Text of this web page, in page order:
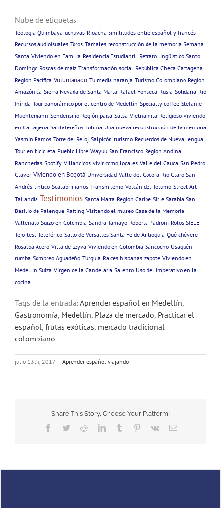
Nube de etiquetas
Teologia Quimbaya uchuvas Rioacha similitudes entre español y francés
Recursos audioisuales Toros Tamales reconstrucción de la memoria Semana
Santa Viviendo en Familia Residencia Estudiantil Retrato lingüístico Santo
Domingo Roscas de maíz Transformación social República Checa Cartagena
Región Pacífica Voluntariado Tu media naranja Turismo Colombiano Región
Amazónica Sierra Nevada de Santa Marta Rafael Fonseca Rusia Solidaria Rio
Inírida Tour panorámico por el centro de Medellín Specialty coffee Stefanie
Muehlemann Senderismo Región paisa Salsa Vietnamita Religioso Viviendo
en Cartagena Santafereños Tolima Una nueva reconstrucción de la memoria
Yasmin Ramos Torre del Reloj Salpicón turismo Recuerdos de Nueva Lengua
Tour en bicicleta Pueblo Libre Wayuu San Francisco Región Andina
Rancherias Spotify Villancicos vivir como locales Valle del Cauca San Pedro
Claver Viviendo en Bogotá Universidad Valle del Cocora Rio Claro San
Andrés tintico Scalabrinianos Transmilenio Volcán del Totumo Street Art
Tailandia Testimonios Santa Marta Región Caribe Sirle Sarabia San
Basilio de Palenque Rafting Visitando el museo Casa de la Memoria
Vallenato Suizo en Colombia Sandra Tamayo Roberta Padroni Rolos SIELE
Tejo test Teleférico Salto de Versalles Santa Fe de Antioquia Qué chévere
Rosalba Acero Villa de Leyva Viviendo en Colombia Sancocho Usaquén
rumba Sombreo Aguadeño Turquía Raíces hispanas zapote Viviendo en
Medellín Suiza Virgen de la Candelaria Salento Uso del imperativo en la
cocina
Tags de la entrada: Aprender español en Medellín,
Gastronomía, Medellín, Plaza de mercado, Practicar el
español, frutas exóticas, mercado tradicional
colombiano
julio 13th, 2017 | Aprender español viajando
Share This Story, Choose Your Platform!
Facebook
TwitterRedditLinkedInTumblr Pinterest
Vk Email